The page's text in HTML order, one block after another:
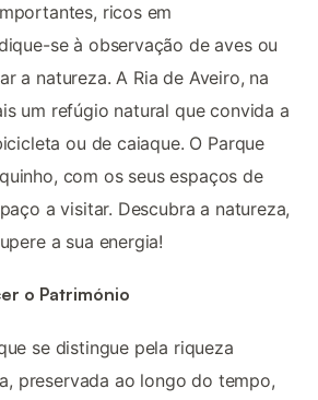
ricos em
se à observação de aves ou
a natureza. A Ria de Aveiro, na
um refúgio natural que convida a
ou de caiaque. O Parque
com os seus espaços de
a visitar. Descubra a natureza,
a sua energia!
o Património
se distingue pela riqueza
preservada ao longo do tempo,